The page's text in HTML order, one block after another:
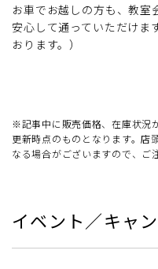
お車でお越しの方も、教室
安心して通っていただけま
おります。）
※記事中に販売価格、在庫状況
更新時点のものとなります。店
なる場合がございますので、ご
イベント／キャ